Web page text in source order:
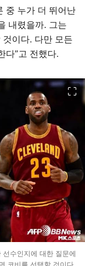
중 누가 더 뛰어난
내렸을까. 그는
이다. 다만 모든
다”고 전했다.
수인지에 대한 질문에
코비를 선택할 것이다.